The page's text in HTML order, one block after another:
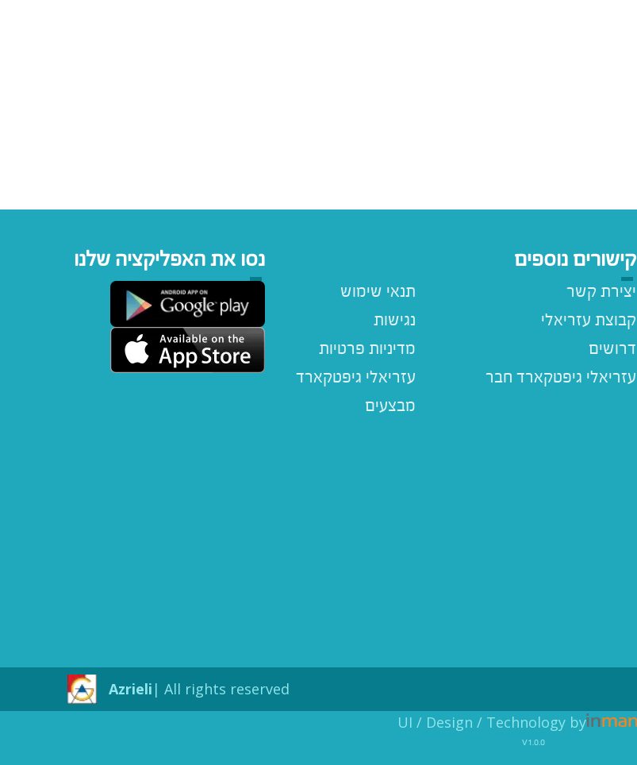
קישורים נוספים
תנאי שימוש
נגישות
מדיניות פרטיות
עזריאלי גיפטקארד
מבצעים
יצירת קשר
קבוצת עזריאלי
דרושים
נסו את האפליקציה שלנו
All rights reserved |
Azrieli
UI / Design / Technology by
v1.0.0